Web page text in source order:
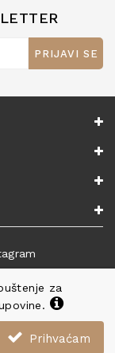
za
Prihvaćam
PRIJAVI SE